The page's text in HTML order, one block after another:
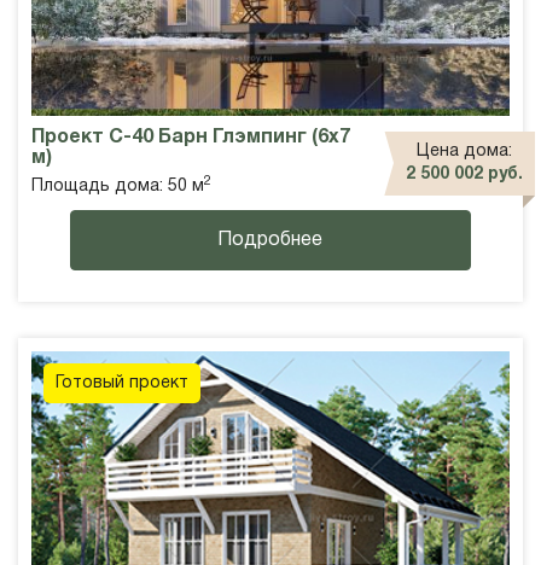
Проект С-40 Барн Глэмпинг (6х7
м)
Площадь дома: 50 м 2
Цена дома:
2 500 002 руб.
Подробнее
Готовый проект